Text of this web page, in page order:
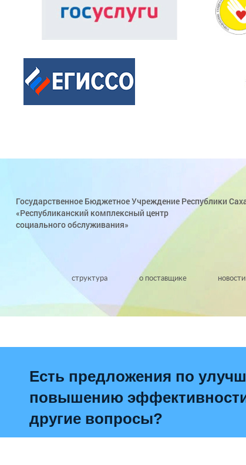
Государственное Бюджетное Учреждение Республики
«Республиканский комплексный центр
социального обслуживания»
структура о поставщике новости
Есть предложения по
повышению
другие вопросы?